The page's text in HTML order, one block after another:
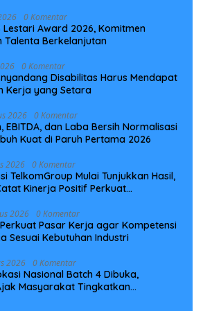
0 Komentar
Lestari Award 2026, Komitmen
Talenta Berkelanjutan
0 Komentar
Disabilitas Harus Mendapat
Kerja yang Setara
2026 0 Komentar
EBITDA, dan Laba Bersih Normalisasi
Kuat di Paruh Pertama 2026
2026 0 Komentar
TelkomGroup Mulai Tunjukkan Hasil,
Kinerja Positif Perkuat
2026 0 Komentar
Pasar Kerja agar Kompetensi
Sesuai Kebutuhan Industri
2026 0 Komentar
Nasional Batch 4 Dibuka,
Masyarakat Tingkatkan